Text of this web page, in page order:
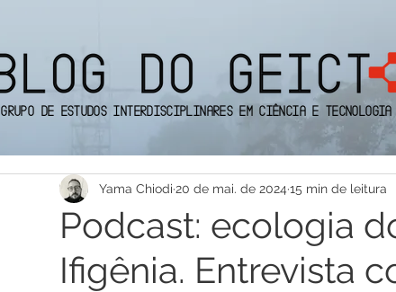
Grupo de Estudos Interdisciplinares em Ciência e Tecnologia
Podcast: ecologia
Ifigênia. Entrevista
Yama Chiodi 20 de mai. de 2024 15 min de leitura